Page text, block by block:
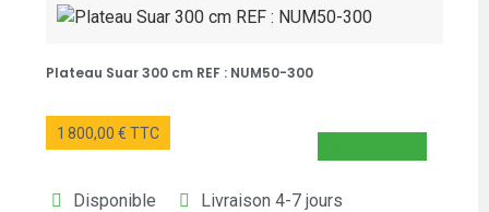
Plateau Suar 300 cm REF : NUM50-300
1 800,00 € TTC
Disponible Livraison 4-7 jours